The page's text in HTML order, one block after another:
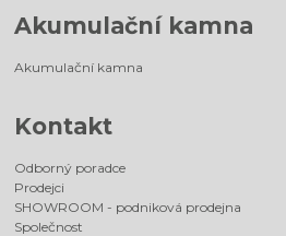
Akumulační kamna
Akumulační kamna
Kontakt
Odborný poradce
Prodejci
SHOWROOM - podniková prodejna
Společnost